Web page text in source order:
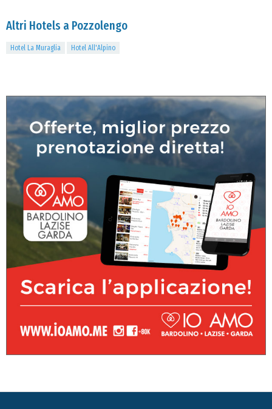
Altri Hotels a Pozzolengo
Hotel La Muraglia Hotel All'Alpino